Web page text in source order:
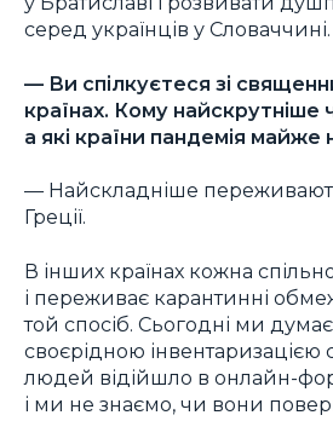
серед українців у Словаччині.
— Ви спілкуєтеся зі
країнах. Кому найскрутніше
а які країни пандемія майже
— Найскладніше
Греції.
В інших країнах кожна
і переживає карантинні
той спосіб. Сьогодні ми
своєрідною інвентаризацією
людей відійшло в онлайн-
і ми не знаємо, чи вони